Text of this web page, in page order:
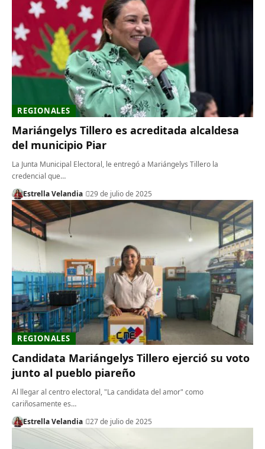
REGIONALES
Mariángelys Tillero es acreditada alcaldesa
del municipio Piar
La Junta Municipal Electoral, le entregó a Mariángelys Tillero la
credencial que…
Estrella Velandia
29 de julio de 2025
REGIONALES
Candidata Mariángelys Tillero ejerció su voto
junto al pueblo piareño
Al llegar al centro electoral, "La candidata del amor" como
cariñosamente es…
Estrella Velandia
27 de julio de 2025